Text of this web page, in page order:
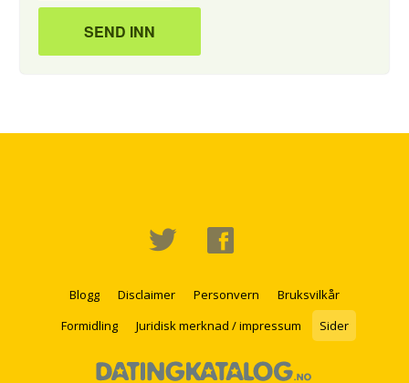
Blogg Disclaimer Personvern
Bruksvilkår
Formidling
Juridisk merknad / impressum Sider